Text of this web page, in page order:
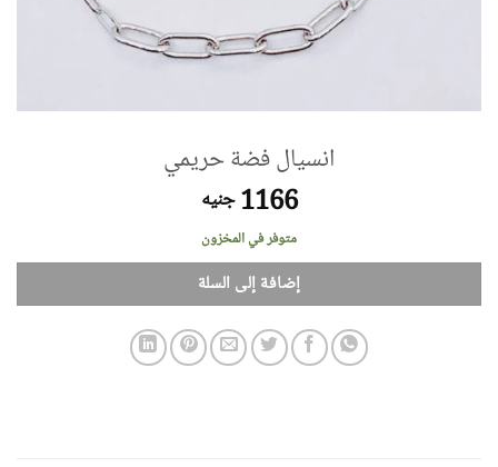
انسيال فضة حريمي
1166 جنيه
متوفر في المخزون
إضافة إلى السلة